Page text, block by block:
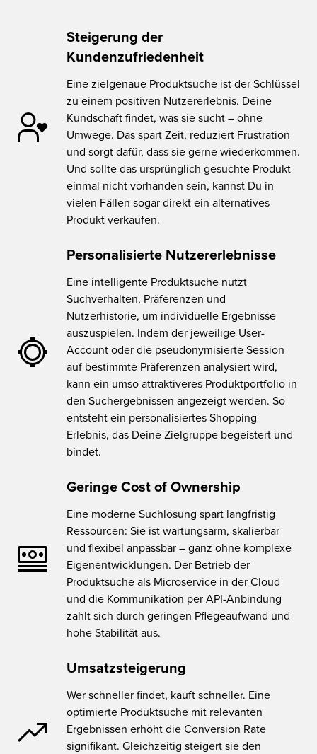
Steigerung der
Kundenzufriedenheit
Eine zielgenaue Produktsuche ist der Schlüssel
zu einem positiven Nutzererlebnis. Deine
Kundschaft findet, was sie sucht – ohne
Umwege. Das spart Zeit, reduziert Frustration
und sorgt dafür, dass sie gerne wiederkommen.
Und sollte das ursprünglich gesuchte Produkt
einmal nicht vorhanden sein, kannst Du in
vielen Fällen sogar direkt ein alternatives
Produkt verkaufen.
Personalisierte Nutzererlebnisse
Eine intelligente Produktsuche nutzt
Suchverhalten, Präferenzen und
Nutzerhistorie, um individuelle Ergebnisse
auszuspielen. Indem der jeweilige User-
Account oder die pseudonymisierte Session
auf bestimmte Präferenzen analysiert wird,
kann ein umso attraktiveres Produktportfolio in
den Suchergebnissen angezeigt werden. So
entsteht ein personalisiertes Shopping-
Erlebnis, das Deine Zielgruppe begeistert und
bindet.
Geringe Cost of Ownership
Eine moderne Suchlösung spart langfristig
Ressourcen: Sie ist wartungsarm, skalierbar
und flexibel anpassbar – ganz ohne komplexe
Eigenentwicklungen. Der Betrieb der
Produktsuche als Microservice in der Cloud
und die Kommunikation per API-Anbindung
zahlt sich durch geringen Pflegeaufwand und
hohe Stabilität aus.
Umsatzsteigerung
Wer schneller findet, kauft schneller. Eine
optimierte Produktsuche mit relevanten
Ergebnissen erhöht die Conversion Rate
signifikant. Gleichzeitig steigert sie den